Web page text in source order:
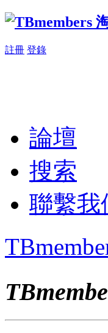
註冊 登錄
論壇
搜索
聯繫我